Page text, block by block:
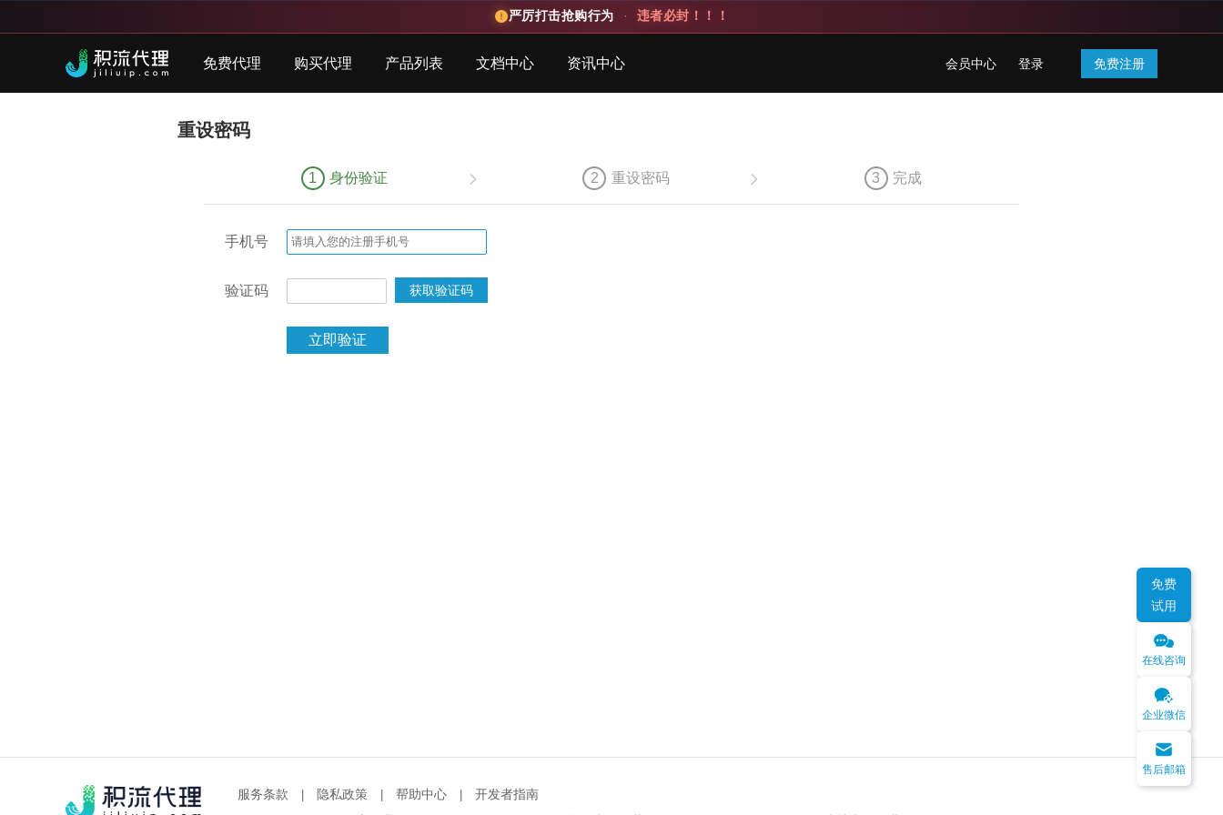
严厉打击抢购行为 · 违者必封！！！
免费代理 购买代理 产品列表 文档中心 资讯中心 会员中心 登录 免费注册
重设密码
1 身份验证 2 重设密码 3 完成
手机号
验证码 获取验证码
立即验证
服务条款 隐私政策 帮助中心
开发者指南
免费
试用
在线咨询
企业微信
售后邮箱